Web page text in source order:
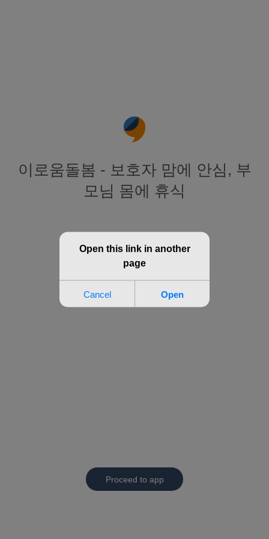
이로움돌봄 - 보호자 맘에 안심, 부
모님 몸에 휴식
Proceed to app